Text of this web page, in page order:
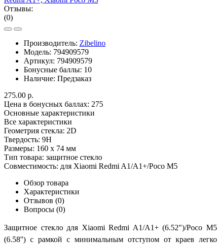
Отзывы:
(0)
Производитель: Zibelino
Модель: 794909579
Артикул: 794909579
Бонусные баллы: 10
Наличие: Предзаказ
275.00 р.
Цена в бонусных баллах: 275
Основные характеристики
Все характеристики
Геометрия стекла: 2D
Твердость: 9H
Размеры: 160 х 74 мм
Тип товара: защитное стекло
Совместимость: для Xiaomi Redmi A1/A1+/Poco M5
Обзор товара
Характеристики
Отзывов (0)
Вопросы (0)
Защитное стекло для Xiaomi Redmi A1/A1+ (6.52")/Poco M5
(6.58'') с рамкой с минимальным отступом от краев легко